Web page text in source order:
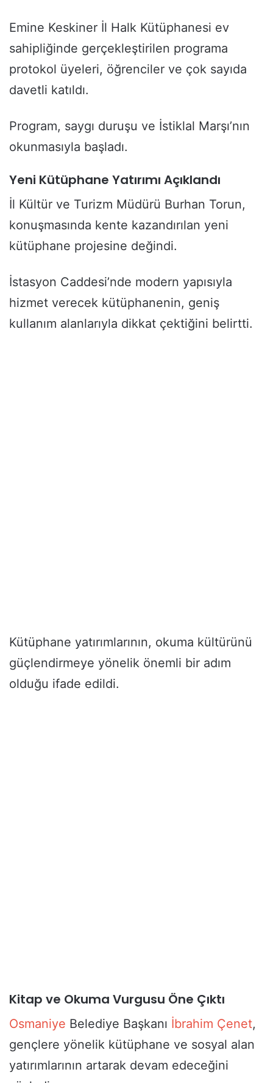
Emine Keskiner İl Halk Kütüphanesi ev
sahipliğinde gerçekleştirilen programa
protokol üyeleri, öğrenciler ve çok sayıda
davetli katıldı.
Program, saygı duruşu ve İstiklal Marşı’nın
okunmasıyla başladı.
Yeni Kütüphane Yatırımı Açıklandı
İl Kültür ve Turizm Müdürü Burhan Torun,
konuşmasında kente kazandırılan yeni
kütüphane projesine değindi.
İstasyon Caddesi’nde modern yapısıyla
hizmet verecek kütüphanenin, geniş
kullanım alanlarıyla dikkat çektiğini belirtti.
Kütüphane yatırımlarının, okuma kültürünü
güçlendirmeye yönelik önemli bir adım
olduğu ifade edildi.
Kitap ve Okuma Vurgusu Öne Çıktı
Osmaniye Belediye Başkanı İbrahim Çenet,
gençlere yönelik kütüphane ve sosyal alan
yatırımlarının artarak devam edeceğini